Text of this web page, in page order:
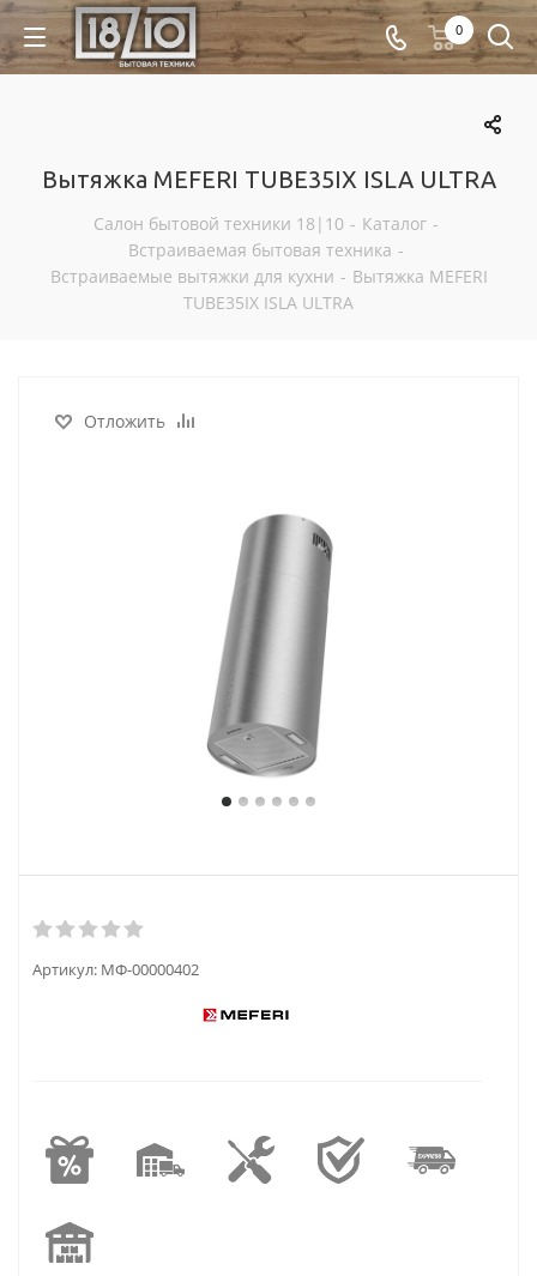
0
Вытяжка MEFERI TUBE35IX ISLA ULTRA
Салон бытовой техники 18|10 - Каталог -
Встраиваемая бытовая техника -
Встраиваемые вытяжки для кухни - Вытяжка MEFERI
TUBE35IX ISLA ULTRA
Отложить
Артикул: МФ-00000402